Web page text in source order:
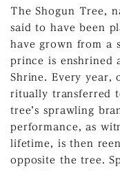
The Shogun Tree,
said to have been
have grown from a
prince is enshrined
Shrine. Every year,
ritually transferred
tree’s sprawling
performance, as
lifetime, is then
opposite the tree.